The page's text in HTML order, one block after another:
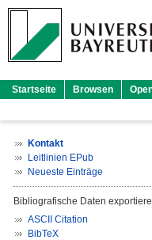
Startseite Browsen
Kontakt
Leitlinien EPub
Neueste Einträge
Bibliografische Daten
ASCII Citation
BibTeX